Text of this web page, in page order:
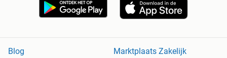
Blog
Marktplaats Zakelijk